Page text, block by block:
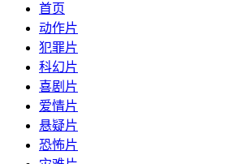
首页
动作片
犯罪片
科幻片
喜剧片
爱情片
悬疑片
恐怖片